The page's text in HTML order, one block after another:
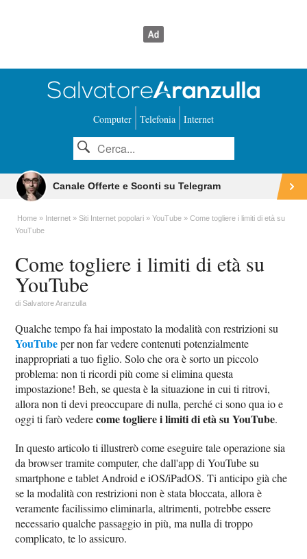
Computer Telefonia Internet
Canale Offerte e Sconti su Telegram
Home Internet Siti Internet popolari YouTube
Come togliere i limiti di età su
YouTube
Come togliere i limiti di età su
YouTube
diSalvatore Aranzulla
Qualche tempo fa hai impostato la modalità con restrizioni su
YouTubeper non far vedere contenuti potenzialmente
inappropriati a tuo figlio. Solo che ora è sorto un piccolo
problema: non ti ricordi più come si elimina questa
impostazione! Beh, se questa è la situazione in cui ti ritrovi,
allora non ti devi preoccupare di nulla, perché ci sono qua io e
oggi ti farò vederecome togliere i limiti di età su YouTube.
In questo articolo ti illustrerò come eseguire tale operazione sia
da browser tramite computer, che dall'app di YouTube su
smartphone e tablet Android e iOS/iPadOS. Ti anticipo già che
se la modalità con restrizioni non è stata bloccata, allora è
veramente facilissimo eliminarla, altrimenti, potrebbe essere
necessario qualche passaggio in più, ma nulla di troppo
complicato, te lo assicuro.